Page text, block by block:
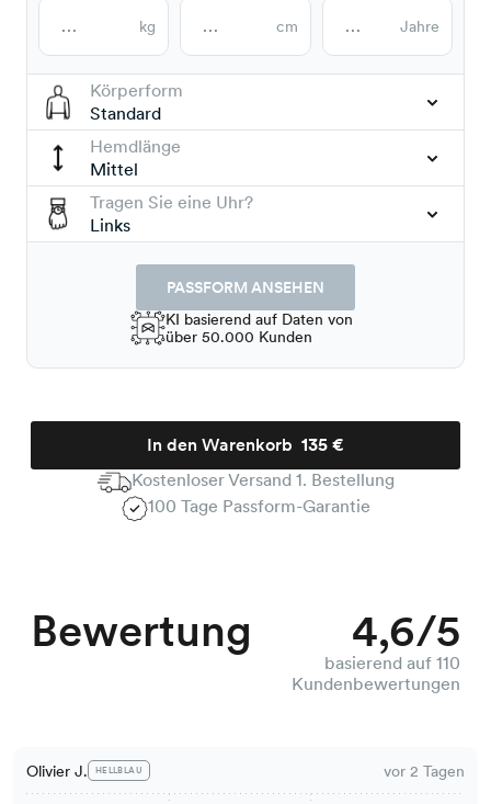
kg cm Jahre
Körperform
Standard
Hemdlänge
Mittel
Tragen Sie eine Uhr?
Links
PASSFORM ANSEHEN
KI basierend auf Daten von
über 50.000 Kunden
In den Warenkorb
Kostenloser Versand 1. Bestellung
100 Tage Passform-Garantie
Bewertung 4,6/5
basierend auf 110
Kundenbewertungen
Olivier J. HELLBLAU vor 2 Tagen